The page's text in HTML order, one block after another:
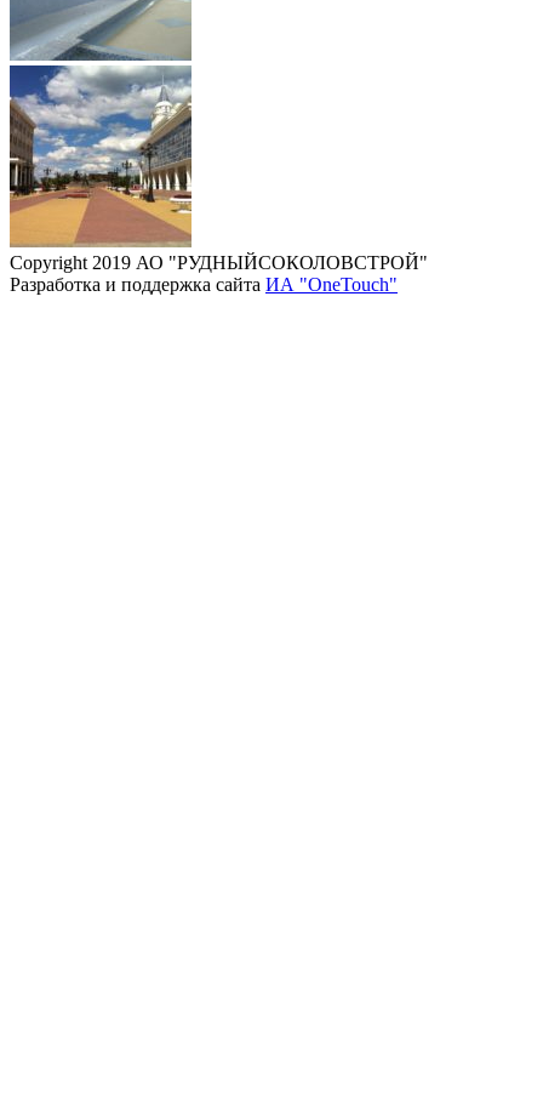
Copyright 2019 АО "РУДНЫЙСОКОЛОВСТРОЙ"
Разработка и поддержка сайта ИА "OneTouch"